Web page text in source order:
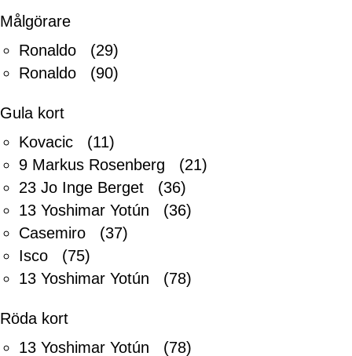
Målgörare
Ronaldo (29)
Ronaldo (90)
Gula kort
Kovacic (11)
9 Markus Rosenberg (21)
23 Jo Inge Berget (36)
13 Yoshimar Yotún (36)
Casemiro (37)
Isco (75)
13 Yoshimar Yotún (78)
Röda kort
13 Yoshimar Yotún (78)